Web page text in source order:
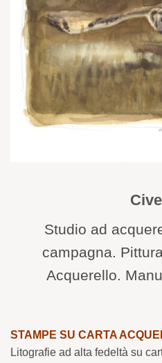
Studio ad
campagna.
Acquerello.
STAMPE SU CARTA
Litografie ad alta fedeltà su